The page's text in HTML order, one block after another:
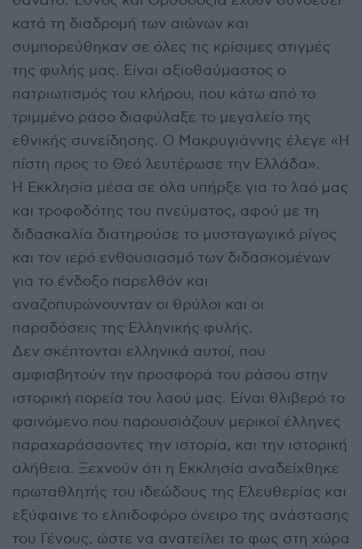
κατά τη διαδρομή των αιώνων και
συμπορεύθηκαν σε όλες τις κρίσιμες στιγμές
της φυλής μας. Είναι αξιοθαύμαστος ο
πατριωτισμός του κλήρου, που κάτω από το
τριμμένο ράσο διαφύλαξε το μεγαλείο της
εθνικής συνείδησης. Ο Μακρυγιάννης έλεγε «Η
πίστη προς το Θεό λευτέρωσε την Ελλάδα».
Η Εκκλησία μέσα σε όλα υπήρξε για το λαό μας
και τροφοδότης του πνεύματος, αφού με τη
διδασκαλία διατηρούσε το μυσταγωγικό ρίγος
και τον ιερό ενθουσιασμό των διδασκομένων
για το ένδοξο παρελθόν και
αναζοπυρώνουνταν οι θρύλοι και οι
παραδόσεις της Ελληνικής φυλής.
Δεν σκέπτονται ελληνικά αυτοί, που
αμφισβητούν την προσφορά του ράσου στην
ιστορική πορεία του λαού μας. Είναι θλιβερό το
φαινόμενο που παρουσιάζουν μερικοί έλληνες
παραχαράσσοντες την ιστορία, και την ιστορική
αλήθεια. Ξεχνούν ότι η Εκκλησία αναδείχθηκε
πρωταθλητής του ιδεώδους της Ελευθερίας και
εξύφαινε το ελπιδοφόρο όνειρο της ανάστασης
του Γένους, ώστε να ανατείλει το φως στη χώρα